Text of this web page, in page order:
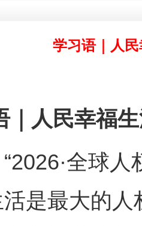
学习语｜人
民幸福生
全球人
活是最大的